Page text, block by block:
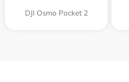
DJI Osmo Pocket 2